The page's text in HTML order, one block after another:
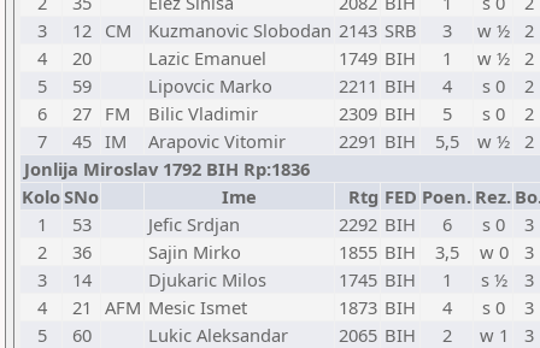
3
12 CM Kuzmanovic Slobodan 2143 SRB 3 w ½ 2
4
20 Lazic Emanuel 1749 BIH 1 w ½ 2
5
59 Lipovcic Marko 2211 BIH 4 s 0
2
6
27 FM Bilic Vladimir 2309 BIH 5 s 0
2
7
45 IM Arapovic Vitomir 2291 BIH 5,5 w ½ 2
Jonlija Miroslav 1792 BIH Rp:1836
KoloSNo Ime Rtg FED Poen. Rez.
1
53 Jefic Srdjan 2292 BIH 6 s 0
3
2
36 Sajin Mirko 1855 BIH 3,5 w 0
3
3
14 Djukaric Milos 1745 BIH 1 s ½
3
4
21 AFM Mesic Ismet 1873 BIH 4 s 0
3
5
60 Lukic Aleksandar 2065 BIH 2 w 1
3